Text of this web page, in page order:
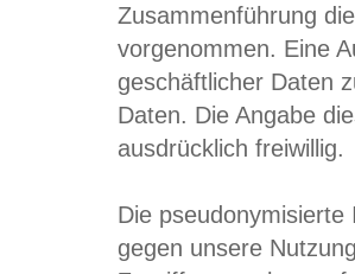
Zusammenführung
vorgenommen. Eine
geschäftlicher Daten
Daten. Die Angabe
ausdrücklich freiwillig.
Die
gegen unsere